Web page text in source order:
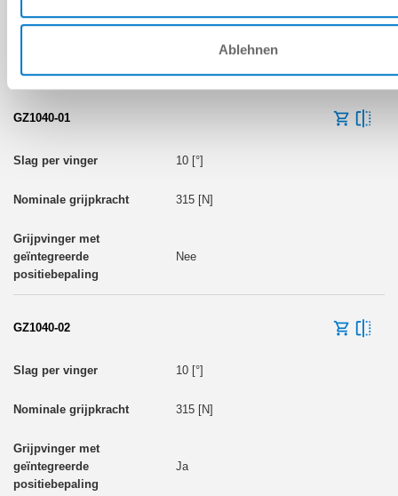
Ablehnen
BOUWMAAT: GZ1040
GZ1040-01
10 [°]
315 [N]
Nee
GZ1040-02
10 [°]
315 [N]
Ja